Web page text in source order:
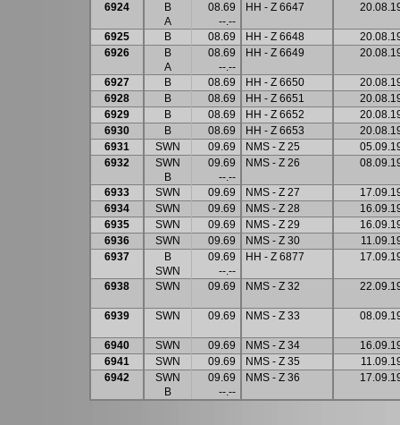
6924
B
A
08.69
--.--
HH - Z 6647
6925 B 08.69 HH - Z 6648
6926
B
A
08.69
--.--
HH - Z 6649
6927 B 08.69 HH - Z 6650
6928
B 08.69 HH - Z 6651
6929
B 08.69 HH - Z 6652
6930
B 08.69 HH - Z 6653
6931
SWN 09.69 NMS - Z 25
6932
SWN
B
09.69
--.--
NMS - Z 26
6933 SWN 09.69 NMS - Z 27
6934
SWN 09.69 NMS - Z 28
6935
SWN 09.69 NMS - Z 29
6936
SWN 09.69 NMS - Z 30
6937
B
SWN
09.69
--.--
HH - Z 6877
6938 SWN 09.69 NMS - Z 32
6939 SWN 09.69 NMS - Z 33
6940 SWN 09.69 NMS - Z 34
6941
SWN 09.69 NMS - Z 35
6942
SWN
B
09.69
--.--
NMS - Z 36